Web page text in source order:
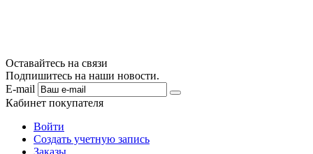
Оставайтесь на связи
Подпишитесь на наши новости.
E-mail
Кабинет покупателя
Войти
Создать учетную запись
Заказы